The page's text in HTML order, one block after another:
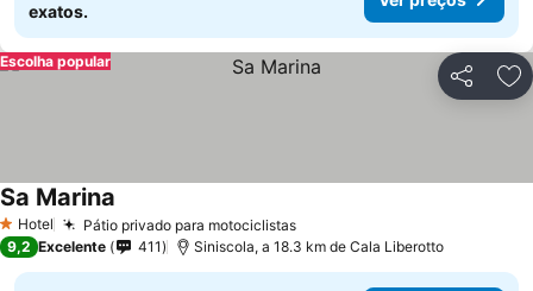
exatos.
Partilhar
Escolha popular
1 Estrelas
Hotel Pátio privado para motociclistas
Sa Marina
9,2 Excelente 411 Siniscola, a 18.3 km de Cala Liberotto